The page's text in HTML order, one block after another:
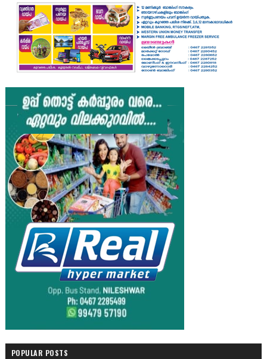
POPULAR POSTS